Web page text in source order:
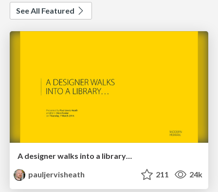
See All Featured
A designer walks into a library…
pauljervisheath
211 24k